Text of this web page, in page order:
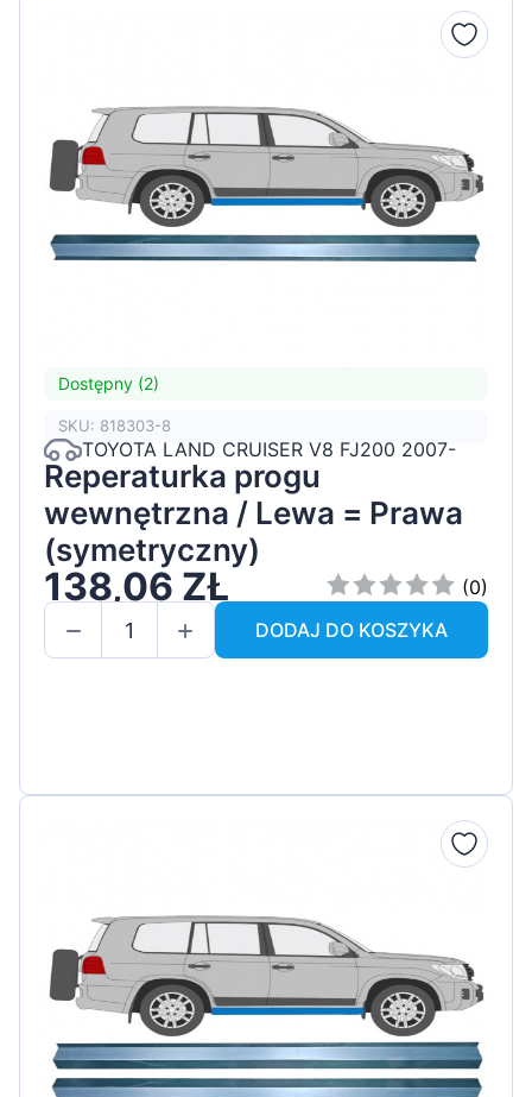
Dostępny (2)
SKU: 818303-8
TOYOTA LAND CRUISER V8 FJ200 2007-
Reperaturka progu
wewnętrzna / Lewa = Prawa
(symetryczny)
138,06 ZŁ
(0)
DODAJ DO KOSZYKA